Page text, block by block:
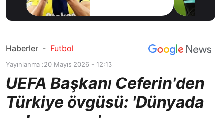
Haberler - Futbol
Yayınlanma :20 Mayıs 2026 - 12:13
UEFA Başkanı Ceferin'den
Türkiye övgüsü: 'Dünyada